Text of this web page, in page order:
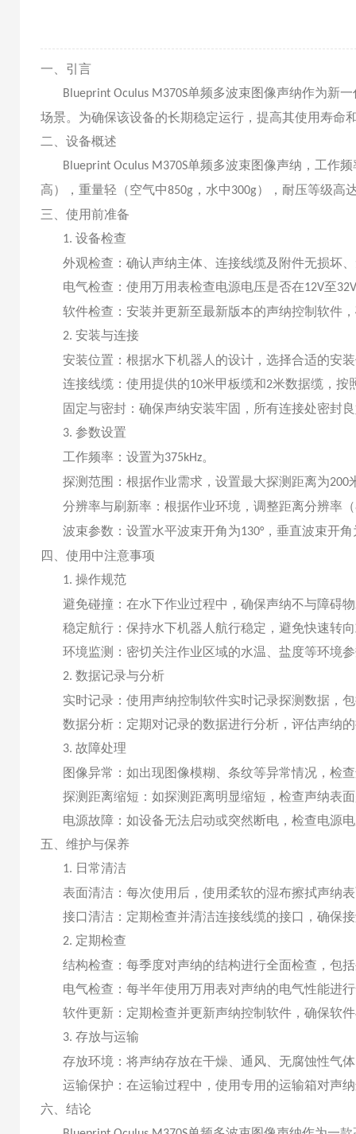
一、引言
Blueprint Oculus M370S单频多波束图像声纳作为新
场景。为确保该设备的长期稳定运行，提高其使用寿命
二、设备概述
Blueprint Oculus M370S单频多波束图像声纳，工作频
高），重量轻（空气中850g ，水中300g），耐压等级高
三、使用前准备
1. 设备检查
外观检查：确认声纳主体、连接线缆及附件无损坏
电气检查：使用万用表检查电源电压是否在12V至
软件检查：安装并更新至最新版本的声纳控制软件
2. 安装与连接
安装位置：根据水下机器人的设计，选择合适的安
连接线缆：使用提供的10米甲板缆和2米数据缆，按
固定与密封：确保声纳安装牢固，所有连接处密封
3. 参数设置
工作频率：设置为375kHz。
探测范围：根据作业需求，设置最大探测距离为200
分辨率与刷新率：根据作业环境，调整距离分辨率（
波束参数：设置水平波束开角为130° ，垂直波束开角
四、使用中注意事项
1. 操作规范
避免碰撞：在水下作业过程中，确保声纳不与障碍
稳定航行：保持水下机器人航行稳定，避免快速转
环境监测：密切关注作业区域的水温、盐度等环境
2. 数据记录与分析
实时记录：使用声纳控制软件实时记录探测数据，
数据分析：定期对记录的数据进行分析，评估声纳
3. 故障处理
图像异常：如出现图像模糊、条纹等异常情况，检
探测距离缩短：如探测距离明显缩短，检查声纳表
电源故障：如设备无法启动或突然断电，检查电源
五、维护与保养
1. 日常清洁
表面清洁：每次使用后，使用柔软的湿布擦拭声纳
接口清洁：定期检查并清洁连接线缆的接口，确保
2. 定期检查
结构检查：每季度对声纳的结构进行全面检查，包
电气检查：每半年使用万用表对声纳的电气性能进
软件更新：定期检查并更新声纳控制软件，确保软
3. 存放与运输
存放环境：将声纳存放在干燥、通风、无腐蚀性气
运输保护：在运输过程中，使用专用的运输箱对声
六、结论